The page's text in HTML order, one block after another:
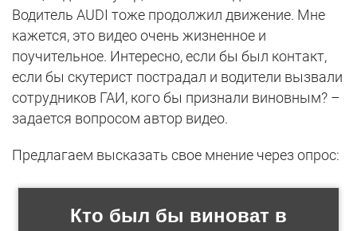
Водитель AUDI тоже продолжил движение. Мне
кажется, это видео очень жизненное и
поучительное. Интересно, если бы был контакт,
если бы скутерист пострадал и водители вызвали
сотрудников ГАИ, кого бы признали виновным? –
задается вопросом автор видео.
Предлагаем высказать свое мнение через опрос: